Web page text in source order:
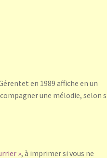
en 1989 affiche en un
une mélodie, selon
», à imprimer si vous ne